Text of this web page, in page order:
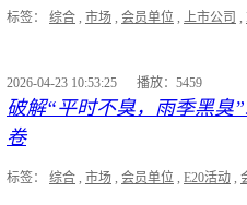
标签： 综合 , 市场 , 会员单位 , 上市公司 ,
2026-04-23 10:53:25 播放：5459
破解“平时不臭，雨季黑臭
卷
标签： 综合 , 市场 , 会员单位 , E20活动 ,